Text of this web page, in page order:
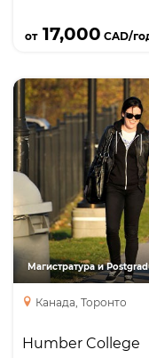
от17,000 CAD/
Магистратура и
Канада, Торонто
Humber College
Один из
ведущих
Торонто,